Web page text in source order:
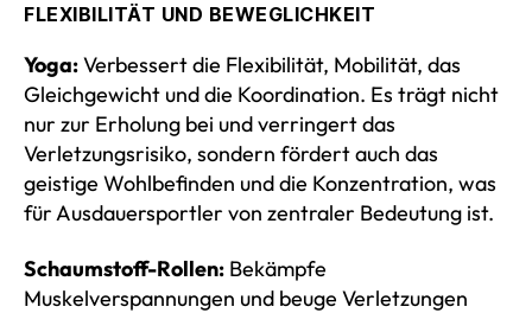
FLEXIBILITÄT UND BEWEGLICHKEIT
Yoga:Verbessert die Flexibilität, Mobilität, das
Gleichgewicht und die Koordination. Es trägt nicht
nur zur Erholung bei und verringert das
Verletzungsrisiko, sondern fördert auch das
geistige Wohlbefinden und die Konzentration, was
für Ausdauersportler von zentraler Bedeutung ist.
Schaumstoff-Rollen: Bekämpfe
Muskelverspannungen und beuge Verletzungen